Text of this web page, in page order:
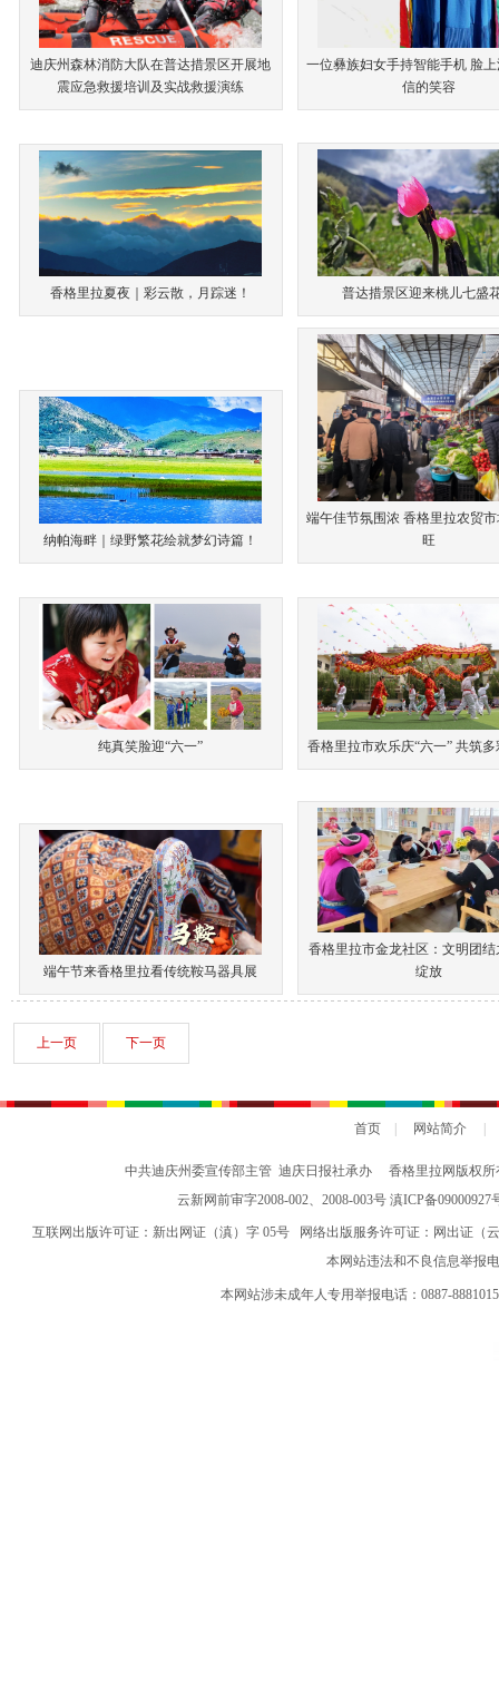
迪庆州森林消防大队在普达措景区开展地
震应急救援培训及实战救援演练
一位彝族妇女手持智能手机 脸
信的笑容
香格里拉夏夜｜彩云散，月踪迷！ 普达措景区迎来桃儿七盛
纳帕海畔｜绿野繁花绘就梦幻诗篇！
端午佳节氛围浓 香格里拉农贸
旺
纯真笑脸迎“六一” 香格里拉市欢乐庆“六一” 共筑
端午节来香格里拉看传统鞍马器具展
香格里拉市金龙社区：文明团结
绽放
上一页 下一页